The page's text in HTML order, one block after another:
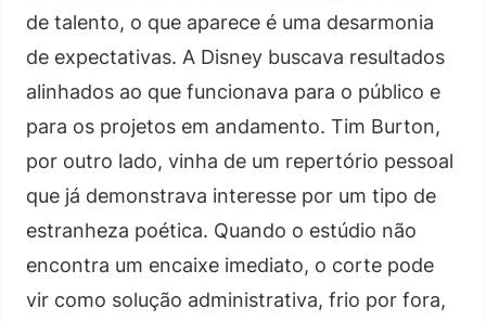
de talento, o que aparece é uma desarmonia
de expectativas. A Disney buscava resultados
alinhados ao que funcionava para o público e
para os projetos em andamento. Tim Burton,
por outro lado, vinha de um repertório pessoal
que já demonstrava interesse por um tipo de
estranheza poética. Quando o estúdio não
encontra um encaixe imediato, o corte pode
vir como solução administrativa, frio por fora,